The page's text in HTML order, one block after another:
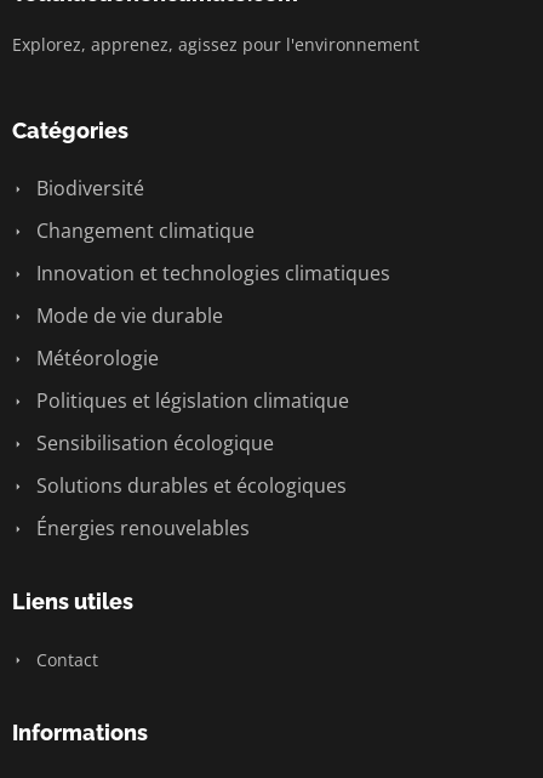
Explorez, apprenez, agissez pour l'environnement
Catégories
Biodiversité
Changement climatique
Innovation et technologies climatiques
Mode de vie durable
Météorologie
Politiques et législation climatique
Sensibilisation écologique
Solutions durables et écologiques
Énergies renouvelables
Liens utiles
Contact
Informations